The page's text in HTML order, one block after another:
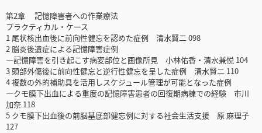
第2章 記憶障害者への作業療法
プラクティカル・ケース
1 尾状核出血後に前向性健忘を認めた症例 清水賢二 098
2 脳炎後遺症による記憶障害症例
―記憶障害を引き起こす病変部位と画像所見 小林佑香・清水兼悦 104
3 頭部外傷後に前向性健忘と逆行性健忘を呈した症例 清水賢二 110
4 複数の外的補助具を活用しスケジュール管理が可能となった症例
―クモ膜下出血による重度の記憶障害患者の回復期病棟での経験 市川
加奈 118
5 クモ膜下出血後の前脳基底部健忘例に対する社会生活支援 原 麻理子
127